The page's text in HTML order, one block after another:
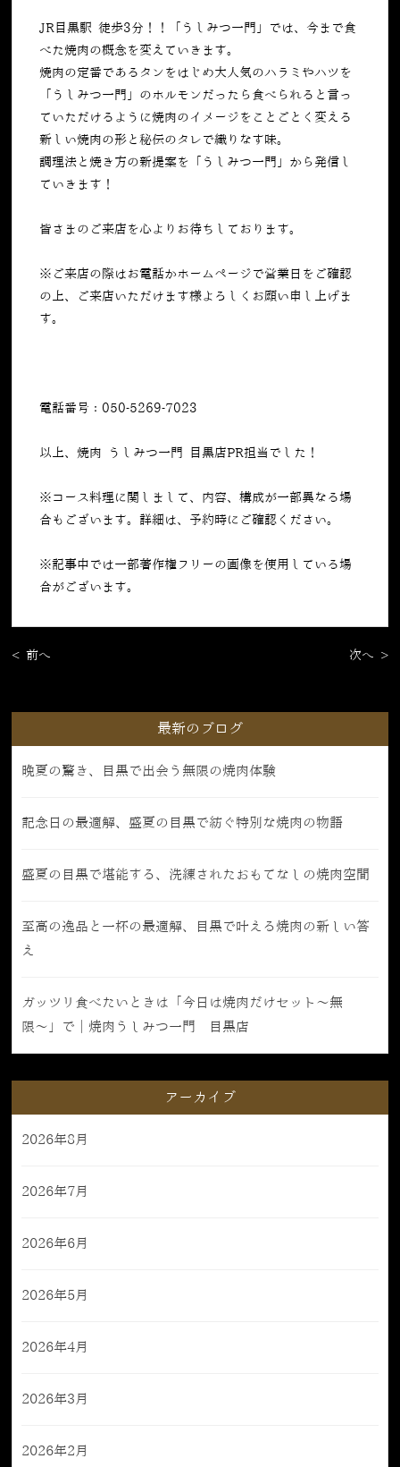
JR目黒駅 徒歩3分！！「うしみつ一門」では、今まで食
べた焼肉の概念を変えていきます。
焼肉の定番であるタンをはじめ大人気のハラミやハツを
「うしみつ一門」のホルモンだったら食べられると言っ
ていただけるように焼肉のイメージをことごとく変える
新しい焼肉の形と秘伝のタレで織りなす味。
調理法と焼き方の新提案を「うしみつ一門」から発信し
ていきます！
皆さまのご来店を心よりお待ちしております。
※ご来店の際はお電話かホームページで営業日をご確認
の上、ご来店いただけます様よろしくお願い申し上げま
す。
電話番号：050-5269-7023
以上、焼肉 うしみつ一門 目黒店PR担当でした！
※コース料理に関しまして、内容、構成が一部異なる場
合もございます。詳細は、予約時にご確認ください。
※記事中では一部著作権フリーの画像を使用している場
合がございます。
< 前へ 次へ >
最新のブログ
晩夏の驚き、目黒で出会う無限の焼肉体験
記念日の最適解、盛夏の目黒で紡ぐ特別な焼肉の物語
盛夏の目黒で堪能する、洗練されたおもてなしの焼肉空間
至高の逸品と一杯の最適解、目黒で叶える焼肉の新しい答
え
ガッツリ食べたいときは「今日は焼肉だけセット〜無
限〜」で｜焼肉うしみつ一門 目黒店
アーカイブ
2026年8月
2026年7月
2026年6月
2026年5月
2026年4月
2026年3月
2026年2月